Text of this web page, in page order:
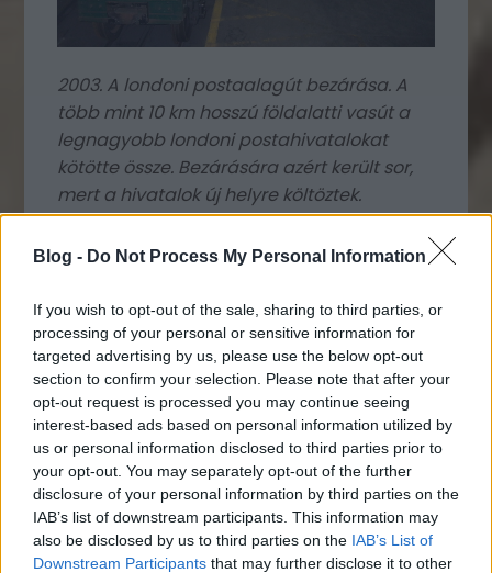
Blog - Do Not Process My Personal Information
If you wish to opt-out of the sale, sharing to third parties, or
processing of your personal or sensitive information for
targeted advertising by us, please use the below opt-out
section to confirm your selection. Please note that after your
opt-out request is processed you may continue seeing
interest-based ads based on personal information utilized by
us or personal information disclosed to third parties prior to
your opt-out. You may separately opt-out of the further
disclosure of your personal information by third parties on the
IAB’s list of downstream participants. This information may
also be disclosed by us to third parties on the IAB’s List of
Downstream Participants that may further disclose it to other
2003. A londoni postaalagút bezárása. A
több mint 10 km hosszú földalatti vasút a
legnagyobb londoni postahivatalokat
kötötte össze. Bezárására azért került sor,
mert a hivatalok új helyre költöztek.